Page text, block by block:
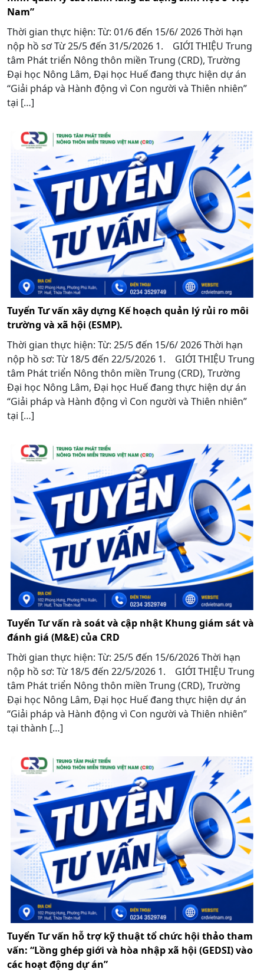
Nam”
Thời gian thực hiện: Từ: 01/6 đến 15/6/ 2026 Thời hạn
nộp hồ sơ Từ 25/5 đến 31/5/2026 1. GIỚI THIỆU Trung
tâm Phát triển Nông thôn miền Trung (CRD), Trường
Đại học Nông Lâm, Đại học Huế đang thực hiện dự án
“Giải pháp và Hành động vì Con người và Thiên nhiên”
tại […]
Tuyển Tư vấn xây dựng Kế hoạch quản lý rủi ro môi
trường và xã hội (ESMP).
Thời gian thực hiện: Từ: 25/5 đến 15/6/ 2026 Thời hạn
nộp hồ sơ: Từ 18/5 đến 22/5/2026 1. GIỚI THIỆU Trung
tâm Phát triển Nông thôn miền Trung (CRD), Trường
Đại học Nông Lâm, Đại học Huế đang thực hiện dự án
“Giải pháp và Hành động vì Con người và Thiên nhiên”
tại […]
Tuyển Tư vấn rà soát và cập nhật Khung giám sát và
đánh giá (M&E) của CRD
Thời gian thực hiện: Từ: 25/5 đến 15/6/2026 Thời hạn
nộp hồ sơ: Từ 18/5 đến 22/5/2026 1. GIỚI THIỆU Trung
tâm Phát triển Nông thôn miền Trung (CRD), Trường
Đại học Nông Lâm, Đại học Huế đang thực hiện dự án
“Giải pháp và Hành động vì Con người và Thiên nhiên”
tại thành […]
Tuyển Tư vấn hỗ trợ kỹ thuật tổ chức hội thảo tham
vấn: “Lồng ghép giới và hòa nhập xã hội (GEDSI) vào
các hoạt động dự án”